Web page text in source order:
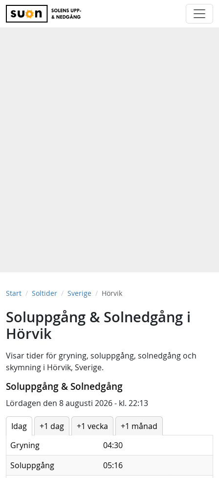
Start Soltider Sverige Hörvik
Soluppgång & Solnedgång i
Hörvik
Visar tider för gryning, soluppgång, solnedgång och
skymning i Hörvik, Sverige.
Soluppgång & Solnedgång
Lördagen den 8 augusti 2026 - kl. 22:13
Idag +1 dag +1 vecka
+1 månad
Gryning
04:30
Soluppgång
05:16